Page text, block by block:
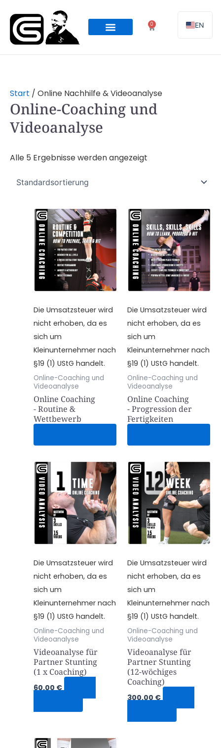
Inhalt
springen
0
Warenkorb EN
Start / Online Nachhilfe & Videoanalyse
Online-Coaching und
Videoanalyse
Alle 5 Ergebnisse werden angezeigt
Die Umsatzsteuer wird
nicht erhoben, da es
sich um
Kleinunternehmer nach
§19 (1) UStG handelt.
Online-Coaching und
Videoanalyse
Online Coaching
- Routine &
Wettbewerb
Die Umsatzsteuer wird
nicht erhoben, da es
sich um
Kleinunternehmer nach
§19 (1) UStG handelt.
Online-Coaching und
Videoanalyse
Online Coaching
- Progression der
Fertigkeiten
Die Umsatzsteuer wird
nicht erhoben, da es
sich um
Kleinunternehmer nach
§19 (1) UStG handelt.
Online-Coaching und
Videoanalyse
Videoanalyse für
Partner Stunting
(1 x Coaching)
60,00€
Die Umsatzsteuer wird
nicht erhoben, da es
sich um
Kleinunternehmer nach
§19 (1) UStG handelt.
Online-Coaching und
Videoanalyse
Videoanalyse für
Partner Stunting
(12-wöchiges
Coaching)
300,00€